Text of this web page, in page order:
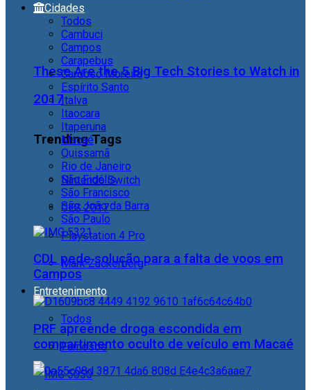
These Are the 5 Big Tech Stories to Watch in
2017
Trending Tags
Nintendo Switch
CES 2017
Playstation 4 Pro
Mark Zuckerberg
Entretenimento
Todos
Famosos
Cidades
Todos
Cambuci
Campos
Carapebus
Cardoso Moreira
Espírito Santo
Italva
Itaocara
Itaperuna
Macaé
Quissamã
Rio de Janeiro
São Fidélis
São Francisco
São João da Barra
São Paulo
CDL pede solução para a falta de voos em
Campos
PRF apreende droga escondida em
compartimento oculto de veículo em Macaé